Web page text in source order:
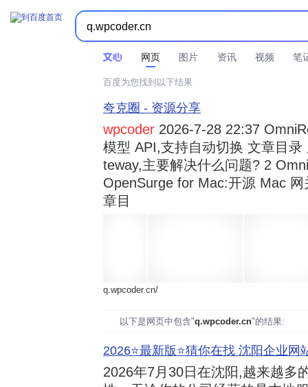
网页 图片 资讯 视频 笔
时间不限  所有网页和文件  站点内检索 
百度为您找到以下结果
夸克圈 - 资源分享
wpcoder 2026-7-28 22:37
模型 API,支持自动切换 文章目
teway,主要解决什么问题? 2
OpenSurge for Mac:开源 Mac
章目
q.wpcoder.cn/
以下是网页中包含"q.wpcoder.cn"的结果:
2026⭐️最新版⭐️猜你在找 沈阳企业网
2026年7月30日在沈阳,越来越多